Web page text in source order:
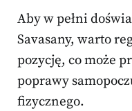
Aby w pełni
Savasany, warto
pozycję, co może
poprawy
fizycznego.